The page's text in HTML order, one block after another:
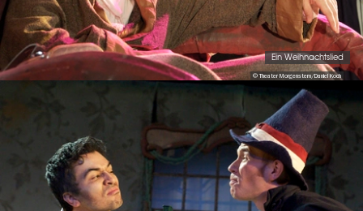
© Theater Morgenstern/Daniel Koch
Ein Weihnachtslied